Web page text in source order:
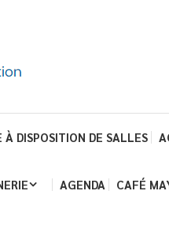
À DISPOSITION DE SALLES
AGENDA CAFÉ